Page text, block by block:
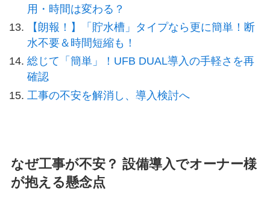
用・時間は変わる？
【朗報！】「貯水槽」タイプなら更に簡単！断
水不要＆時間短縮も！
総じて「簡単」！UFB DUAL導入の手軽さを再
確認
工事の不安を解消し、導入検討へ
なぜ工事が不安？ 設備導入でオーナー様
が抱える懸念点